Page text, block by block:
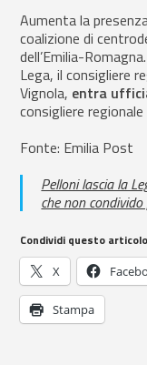
Aumenta la
coalizione di
dell’Emilia-
Lega, il consigliere
Vignola, entra
consigliere regionale
Fonte: Emilia Post
Pelloni lascia la
che non condivido
Condividi questo
X
Stampa